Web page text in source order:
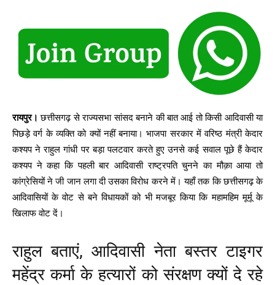
रायपुर। छत्तीसगढ़ से राज्यसभा सांसद बनाने की बात आई तो किसी आदिवासी या
पिछड़े वर्ग के व्यक्ति को क्यों नहीं बनाया। भाजपा सरकार में वरिष्ठ मंत्री केदार
कश्यप ने राहुल गांधी पर बड़ा पलटवार करते हुए उनसे कई सवाल पूछे हैं केदार
कश्यप ने कहा कि पहली बार आदिवासी राष्ट्रपति चुनने का मौक़ा आया तो
कांग्रेसियों ने जी जान लगा दी उसका विरोध करने में। यहाँ तक कि छत्तीसगढ़ के
आदिवासियों के वोट से बने विधायकों को भी मजबूर किया कि महामहिम मूर्मू के
खिलाफ वोट दें।
राहुल बताएं, आदिवासी नेता बस्तर टाइगर
महेंद्र कर्मा के हत्यारों को संरक्षण क्यों दे रहे